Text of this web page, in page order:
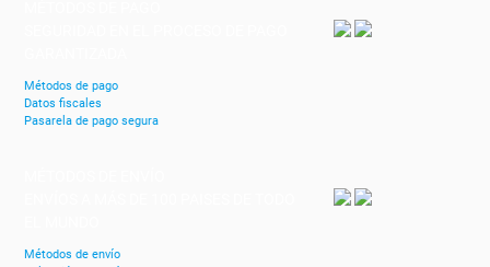
Métodos de pago
Datos fiscales
Pasarela de pago segura
Métodos de envío